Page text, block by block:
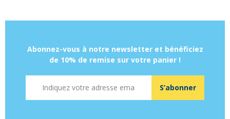
Abonnez-vous à notre newsletter et bénéficiez
de 10% de remise sur votre panier !
S’abonner